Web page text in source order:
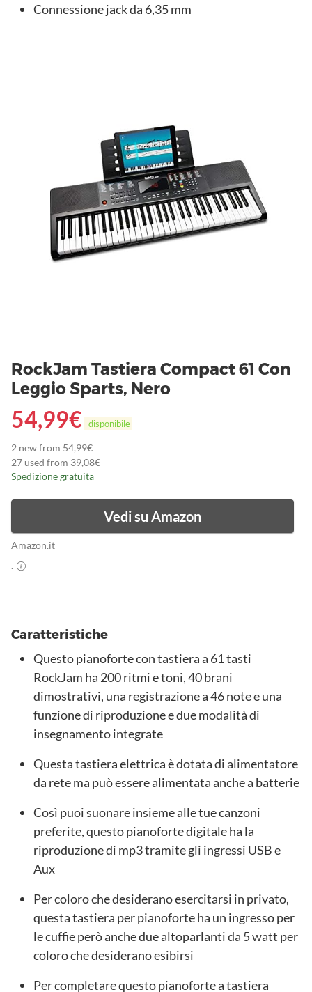
Connessione jack da 6,35 mm
RockJam Tastiera Compact 61 Con
Leggio Sparts, Nero
54,99€ disponibile
2 new from 54,99€
27 used from 39,08€
Spedizione gratuita
Vedi su Amazon
Amazon.it
.
Caratteristiche
Questo pianoforte con tastiera a 61 tasti
RockJam ha 200 ritmi e toni, 40 brani
dimostrativi, una registrazione a 46 note e una
funzione di riproduzione e due modalità di
insegnamento integrate
Questa tastiera elettrica è dotata di alimentatore
da rete ma può essere alimentata anche a batterie
Così puoi suonare insieme alle tue canzoni
preferite, questo pianoforte digitale ha la
riproduzione di mp3 tramite gli ingressi USB e
Aux
Per coloro che desiderano esercitarsi in privato,
questa tastiera per pianoforte ha un ingresso per
le cuffie però anche due altoparlanti da 5 watt per
coloro che desiderano esibirsi
Per completare questo pianoforte a tastiera